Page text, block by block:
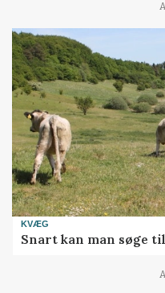
KVÆG
Snart kan man søge